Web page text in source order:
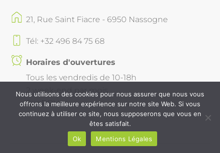
21, Rue Saint Fiacre - 6950 Nassogne
Tél: +32 496 84 75 68
Horaires d'ouvertures
Tous les vendredis de 10-18h
2 week-end par mois
Sur RDV
Nous utilisons des cookies pour nous assurer que nous vous
offrons la meilleure expérience sur notre site Web. Si vous
continuez à utiliser ce site, nous supposerons que vous en
êtes satisfait.
Ok
Mentions Légales